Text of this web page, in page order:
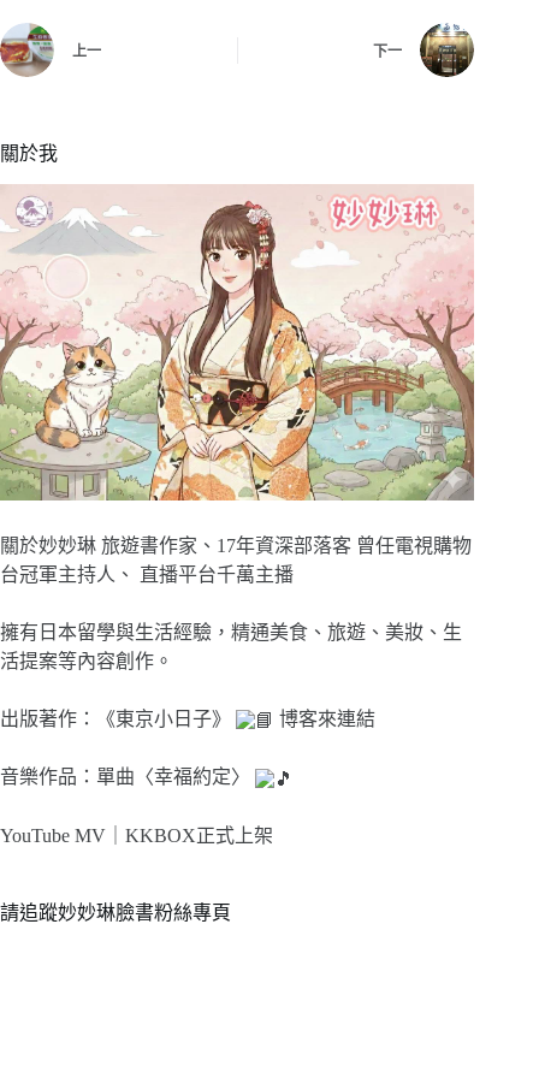
上一 下一
關於我
關於妙妙琳 旅遊書作家、17年資深部落客 曾任電視購物
台冠軍主持人、 直播平台千萬主播
擁有日本留學與生活經驗，精通美食、旅遊、美妝、生
活提案等內容創作。
出版著作：《東京小日子》 博客來連結
音樂作品：單曲〈幸福約定〉
YouTube MV｜ KKBOX正式上架
請追蹤妙妙琳臉書粉絲專頁